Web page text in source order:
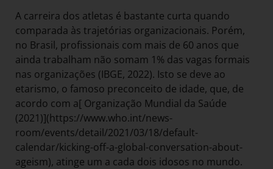
A carreira dos atletas é bastante curta quando
comparada às trajetórias organizacionais. Porém,
no Brasil, profissionais com mais de 60 anos que
ainda trabalham não somam 1% das vagas formais
nas organizações (IBGE, 2022). Isto se deve ao
etarismo, o famoso preconceito de idade, que, de
acordo com a[ Organização Mundial da Saúde
(2021)](https://www.who.int/news-
room/events/detail/2021/03/18/default-
calendar/kicking-off-a-global-conversation-about-
ageism), atinge um a cada dois idosos no mundo.